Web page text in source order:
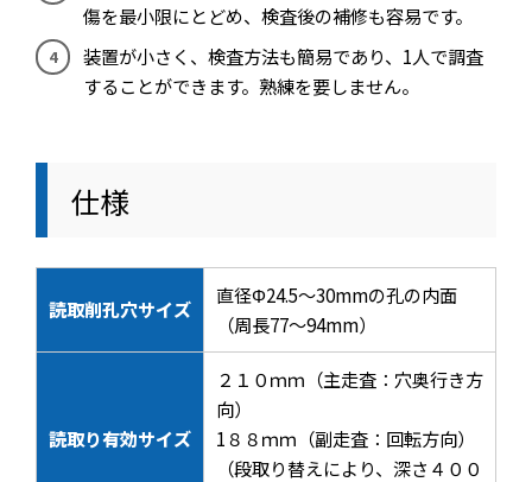
傷を最小限にとどめ、検査後の補修も容易です。
装置が小さく、検査方法も簡易であり、1人で調査
することができます。熟練を要しません。
仕様
読取削孔穴サイズ
直径Φ24.5～30mmの孔の内面
（周長77～94mm）
読取り有効サイズ
２１０ｍｍ（主走査：穴奥行き方
向）
1８８ｍｍ（副走査：回転方向）
（段取り替えにより、深さ４００